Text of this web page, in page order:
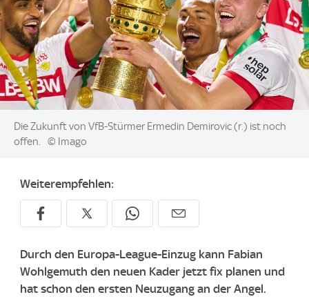
Image:
Die Zukunft von VfB-Stürmer Ermedin Demirovic (r.) ist noch
offen.
© Imago
Weiterempfehlen:
Durch den Europa-League-Einzug kann Fabian
Wohlgemuth den neuen Kader jetzt fix planen und
hat schon den ersten Neuzugang an der Angel.